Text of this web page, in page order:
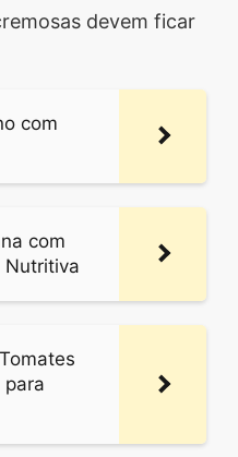
devem ficar
com
com
Nutritiva
para